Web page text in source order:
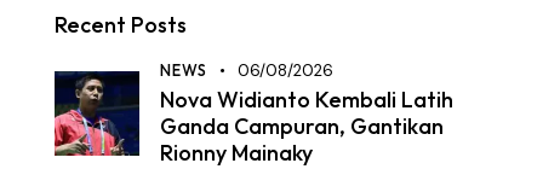
Recent Posts
NEWS 06/08/2026
Nova Widianto Kembali Latih
Ganda Campuran, Gantikan
Rionny Mainaky